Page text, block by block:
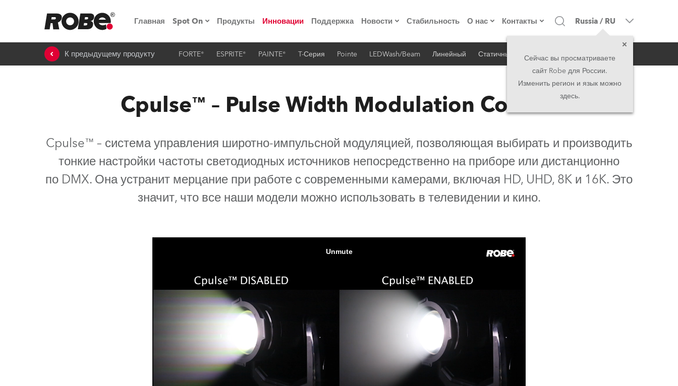
Главная Spot On
Мероприятия
Обучающие материалы по
Robe On The Road
Robe на площадке
«Кладовая технологий» Robe
lighting
Продукты Инновации Поддержка Новости
Пресс-релизы
Стабильность О нас
о компании
Сделано в Европе
директорат
вакансии
юридическая информация
Контакты
Головной офис
Головной офис
Middle East
Asia and Pacific
Russia / RU
Сейчас вы просматриваете
сайт Robe для России.
Изменить регион и язык можно
здесь.
К предыдущему продукту FORTE® ESPRITE® PAINTE® T-Серия Pointe LEDWash/Beam Линейный Статичный iSeries
Cpulse™ – Pulse Width Modulation Control
Cpulse™ – система управления широтно-импульсной модуляцией, позволяющая выбирать и производить
тонкие настройки частоты светодиодных источников непосредственно на приборе или дистанционно
по DMX. Она устранит мерцание при работе с современными камерами, включая HD, UHD, 8K и 16K. Это
значит, что все наши модели можно использовать в телевидении и кино.